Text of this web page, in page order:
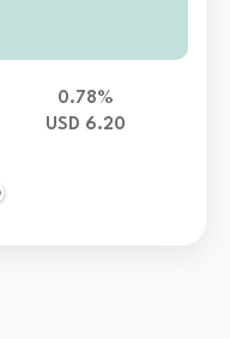
0.78%
USD 6.20